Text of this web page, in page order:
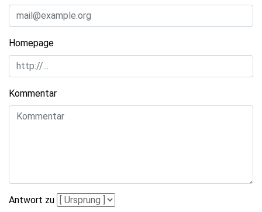
Homepage
Kommentar
Antwort zu